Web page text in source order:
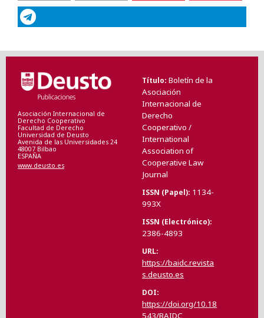
Asociación Internacional de
Derecho Cooperativo
Facultad de Derecho
Universidad de Deusto
Avenida de las Universidades 24
48007 Bilbao
ESPAÑA
www.deusto.es
Título Boletín de la
Asociación
Internacional de
Derecho
Cooperativo /
International
Association of
Cooperative Law
Journal
ISSN (Papel) 1134-
993X
ISSN (Electrónico)
2386-4893
URL
https://baidc.revista
s.deusto.es
DOI
https://doi.org/10.18
543/BAIDC